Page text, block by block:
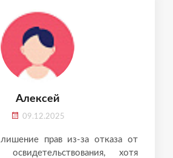
прав из-за отказа от
освидетельствования, хотя
Алексей
09.12.2025